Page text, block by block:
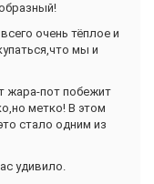
очень тёплое и
мы и
жара-пот побежит
метко! В этом
стало одним из
удивило.